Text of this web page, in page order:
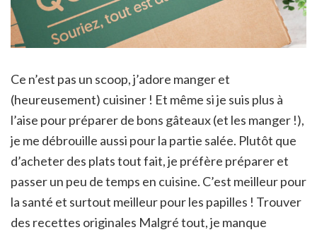
Ce n’est pas un scoop, j’adore manger et
(heureusement) cuisiner ! Et même si je suis plus à
l’aise pour préparer de bons gâteaux (et les manger !),
je me débrouille aussi pour la partie salée. Plutôt que
d’acheter des plats tout fait, je préfère préparer et
passer un peu de temps en cuisine. C’est meilleur pour
la santé et surtout meilleur pour les papilles ! Trouver
des recettes originales Malgré tout, je manque